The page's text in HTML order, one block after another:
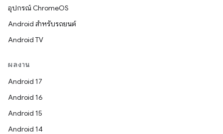
อุปกรณ์ ChromeOS
Android สำหรับรถยนต์
Android TV
ผลงาน
Android 17
Android 16
Android 15
Android 14